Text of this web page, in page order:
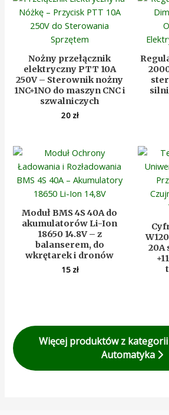
Nożny przełącznik
elektryczny PTT 10A
250V – Sterownik nożny
1NC+1NO do maszyn CNC i
szwalniczych
20 zł
Moduł BMS 4S 40A do
akumulatorów Li-Ion
18650 14.8V – z
balanserem, do
wkrętarek i dronów
15 zł
20A
Więcej produktów z
Automatyka